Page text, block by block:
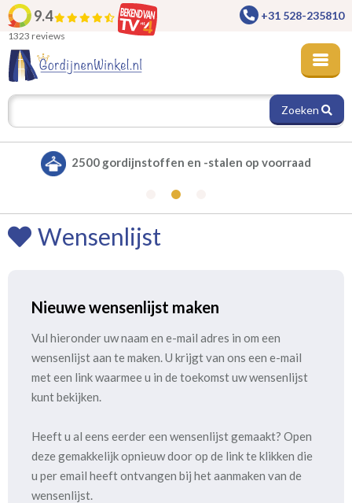
9.4
1323 reviews
+31 528-235810
Zoeken
2500 gordijnstoffen en -stalen op voorraad
Wensenlijst
Nieuwe wensenlijst maken
Vul hieronder uw naam en e-mail adres in om een
wensenlijst aan te maken. U krijgt van ons een e-mail
met een link waarmee u in de toekomst uw wensenlijst
kunt bekijken.
Heeft u al eens eerder een wensenlijst gemaakt? Open
deze gemakkelijk opnieuw door op de link te klikken die
u per email heeft ontvangen bij het aanmaken van de
wensenlijst.